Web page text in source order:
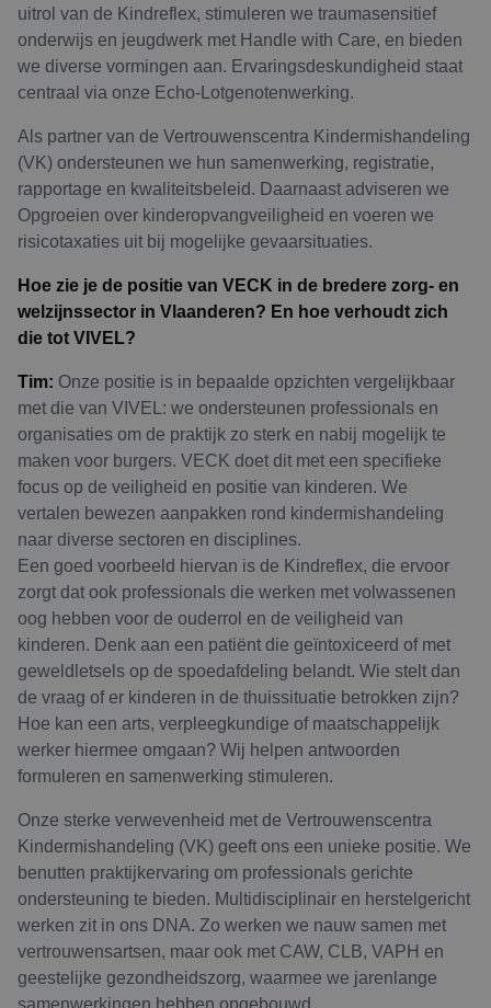
uitrol van de Kindreflex, stimuleren we traumasensitief
onderwijs en jeugdwerk met Handle with Care, en bieden
we diverse vormingen aan. Ervaringsdeskundigheid staat
centraal via onze Echo-Lotgenotenwerking.
Als partner van de Vertrouwenscentra Kindermishandeling
(VK) ondersteunen we hun samenwerking, registratie,
rapportage en kwaliteitsbeleid. Daarnaast adviseren we
Opgroeien over kinderopvangveiligheid en voeren we
risicotaxaties uit bij mogelijke gevaarsituaties.
Hoe zie je de positie van VECK in de bredere zorg- en
welzijnssector in Vlaanderen? En hoe verhoudt zich
die tot VIVEL?
Tim: Onze positie is in bepaalde opzichten vergelijkbaar
met die van VIVEL: we ondersteunen professionals en
organisaties om de praktijk zo sterk en nabij mogelijk te
maken voor burgers. VECK doet dit met een specifieke
focus op de veiligheid en positie van kinderen. We
vertalen bewezen aanpakken rond kindermishandeling
naar diverse sectoren en disciplines.
Een goed voorbeeld hiervan is de Kindreflex, die ervoor
zorgt dat ook professionals die werken met volwassenen
oog hebben voor de ouderrol en de veiligheid van
kinderen. Denk aan een patiënt die geïntoxiceerd of met
geweldletsels op de spoedafdeling belandt. Wie stelt dan
de vraag of er kinderen in de thuissituatie betrokken zijn?
Hoe kan een arts, verpleegkundige of maatschappelijk
werker hiermee omgaan? Wij helpen antwoorden
formuleren en samenwerking stimuleren.
Onze sterke verwevenheid met de Vertrouwenscentra
Kindermishandeling (VK) geeft ons een unieke positie. We
benutten praktijkervaring om professionals gerichte
ondersteuning te bieden. Multidisciplinair en herstelgericht
werken zit in ons DNA. Zo werken we nauw samen met
vertrouwensartsen, maar ook met CAW, CLB, VAPH en
geestelijke gezondheidszorg, waarmee we jarenlange
samenwerkingen hebben opgebouwd.